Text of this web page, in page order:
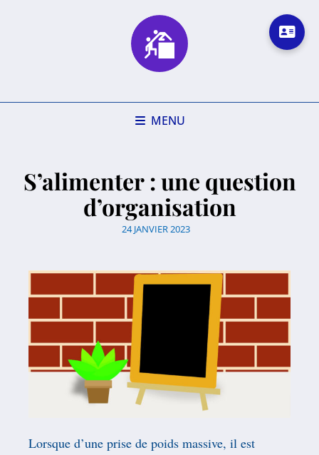
MENU
S’alimenter : une question
d’organisation
24 JANVIER 2023
Lorsque d’une prise de poids massive, il est